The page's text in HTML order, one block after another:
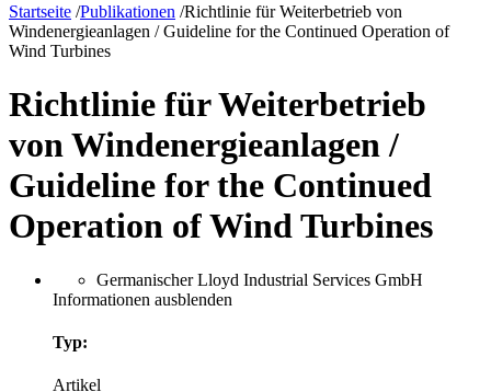
Startseite /Publikationen /Richtlinie für Weiterbetrieb von
Windenergieanlagen / Guideline for the Continued Operation of
Wind Turbines
Richtlinie für Weiterbetrieb
von Windenergieanlagen /
Guideline for the Continued
Operation of Wind Turbines
Germanischer Lloyd Industrial Services GmbH
Informationen ausblenden
Typ:
Artikel